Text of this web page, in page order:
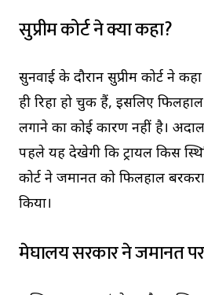
सुप्रीम कोर्ट ने क्या कहा?
सुनवाई के दौरान सुप्रीम कोर्ट ने
ही रिहा हो चुकी हैं, इसलिए
लगाने का कोई कारण नहीं है।
पहले यह देखेगी कि ट्रायल किस
कोर्ट ने जमानत को फिलहाल
किया।
मेघालय सरकार ने जमानत